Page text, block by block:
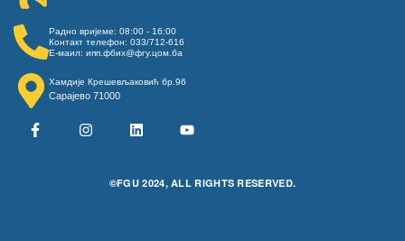
Радно вријеме: 08:00 - 16:00
Контакт телефон: 033/712-616
Е-маил: ипп.фбих@фгу.цом.ба
Хамдије Крешевљаковић бр.96
Сарајево 71000
©FGU 2024, ALL RIGHTS RESERVED.